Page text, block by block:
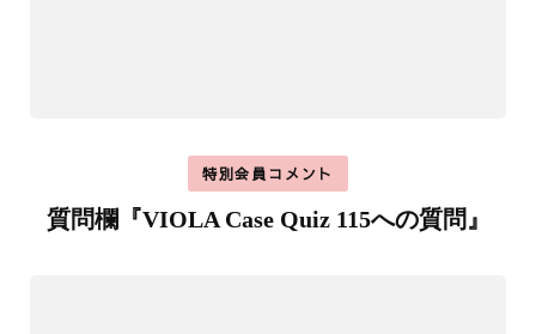
特別会員コメント
質問欄『VIOLA Case Quiz 115への質問』